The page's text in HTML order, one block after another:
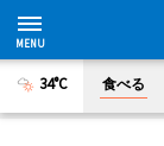
34°C 食べる